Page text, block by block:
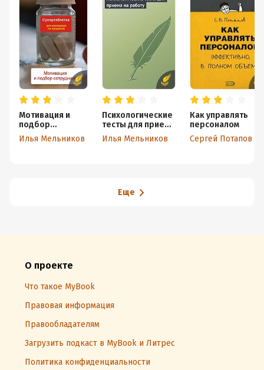
Мотивация и
подбор
сотрудников
Илья Мельников
Психологические
тесты для приема
на работу
Илья Мельников
Как управлять
персоналом
Сергей Потапов
Еще
О проекте
Что такое MyBook
Правовая информация
Правообладателям
Загрузить подкаст в MyBook и Литрес
Политика конфиденциальности